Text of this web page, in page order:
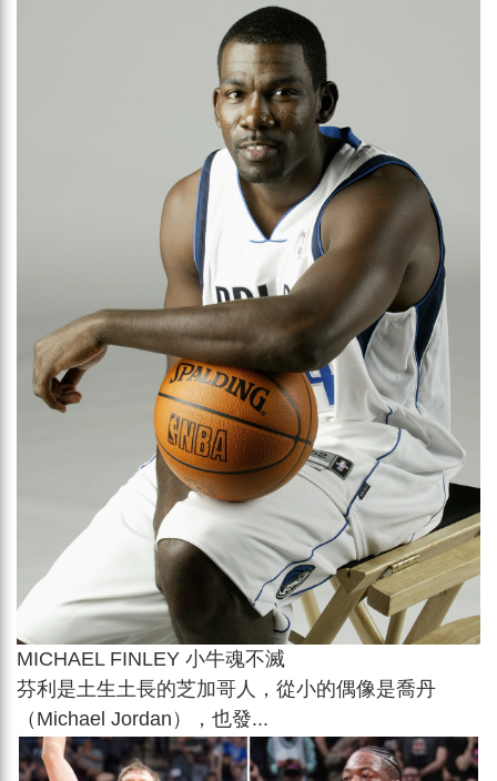
MICHAEL FINLEY 小牛魂不滅
芬利是土生土長的芝加哥人，從小的偶像是喬丹
（Michael Jordan），也發...